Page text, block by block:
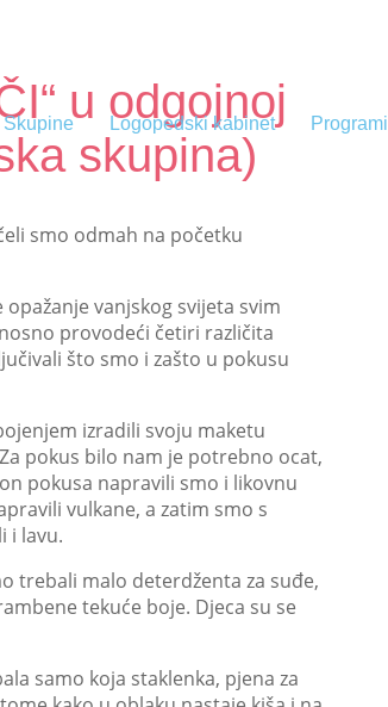
Skupine Logopedski kabinet Programi
u odgojnoj
skupina)
smo odmah na početku
vanjskog svijeta svim
provodeći četiri različita
što smo i zašto u pokusu
izradili svoju maketu
pokus bilo nam je potrebno ocat,
pokusa napravili smo i likovnu
vulkane, a zatim smo s
i lavu.
trebali malo deterdženta za suđe,
tekuće boje. Djeca su se
samo koja staklenka, pjena za